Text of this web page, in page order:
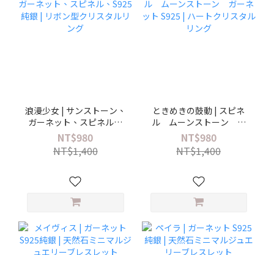
浪漫少女 | サンストーン、
ガーネット、スピネル、
S925純銀 | リボン型クリ
スタルリング
NT$980
NT$1,400
ときめきの鼓動 | スピネ
ル ムーンストーン ガ
ーネット S925 | ハートク
リスタルリング
NT$980
NT$1,400